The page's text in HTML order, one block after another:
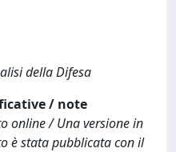
della Difesa
/ note
online / Una versione in
è stata pubblicata con il